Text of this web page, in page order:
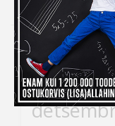
Kampaania
Inbank
maksad